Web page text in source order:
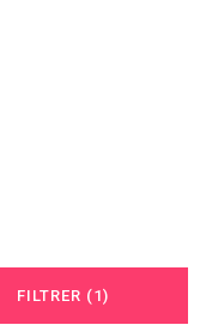
FILTRER (1)